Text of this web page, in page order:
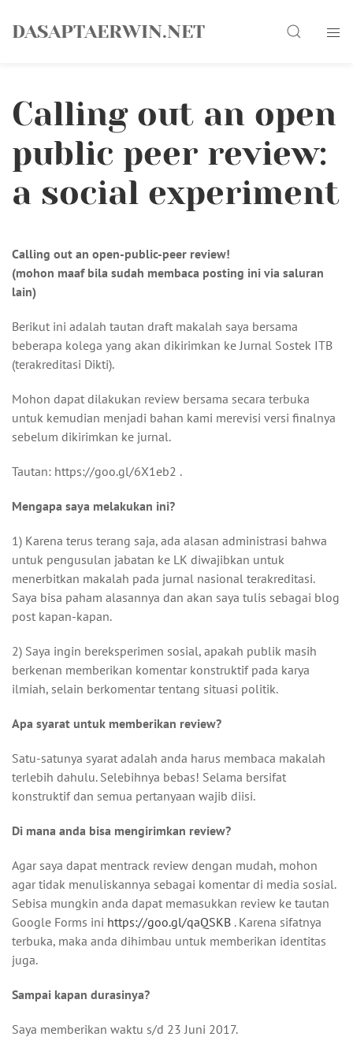
DASAPTAERWIN.NET Search
Calling out an open
public peer review:
a social experiment
Calling out an open-public-peer review!
(mohon maaf bila sudah membaca posting ini via saluran
lain)
Berikut ini adalah tautan draft makalah saya bersama
beberapa kolega yang akan dikirimkan ke Jurnal Sostek ITB
(terakreditasi Dikti).
Mohon dapat dilakukan review bersama secara terbuka
untuk kemudian menjadi bahan kami merevisi versi finalnya
sebelum dikirimkan ke jurnal.
Tautan: https://goo.gl/6X1eb2 .
Mengapa saya melakukan ini?
1) Karena terus terang saja, ada alasan administrasi bahwa
untuk pengusulan jabatan ke LK diwajibkan untuk
menerbitkan makalah pada jurnal nasional terakreditasi.
Saya bisa paham alasannya dan akan saya tulis sebagai blog
post kapan-kapan.
2) Saya ingin bereksperimen sosial, apakah publik masih
berkenan memberikan komentar konstruktif pada karya
ilmiah, selain berkomentar tentang situasi politik.
Apa syarat untuk memberikan review?
Satu-satunya syarat adalah anda harus membaca makalah
terlebih dahulu. Selebihnya bebas! Selama bersifat
konstruktif dan semua pertanyaan wajib diisi.
Di mana anda bisa mengirimkan review?
Agar saya dapat mentrack review dengan mudah, mohon
agar tidak menuliskannya sebagai komentar di media sosial.
Sebisa mungkin anda dapat memasukkan review ke tautan
Google Forms ini https://goo.gl/qaQSKB . Karena sifatnya
terbuka, maka anda dihimbau untuk memberikan identitas
juga.
Sampai kapan durasinya?
Saya memberikan waktu s/d 23 Juni 2017.